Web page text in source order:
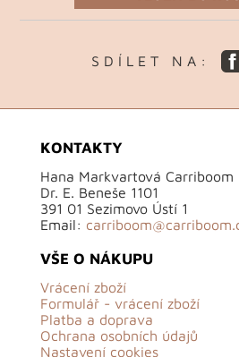
S D Í L E T N A :
KONTAKTY
Hana Markvartová Carriboom
Dr. E. Beneše 1101
391 01 Sezimovo Ústí 1
Email:
VŠE O NÁKUPU
Vrácení zboží
Formulář - vrácení zboží
Platba a doprava
Ochrana osobních údajů
Nastavení cookies